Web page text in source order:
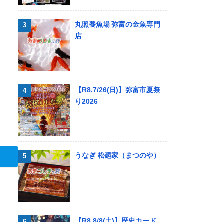
丸照養魚場 弥富の金魚専門
店
【R8.7/26(日)】弥富市夏祭
り2026
うなぎ 松廼家（まつのや）